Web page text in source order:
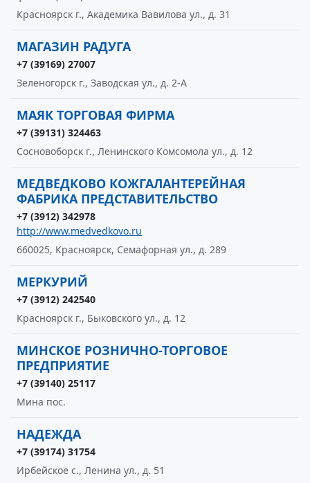
Красноярск г., Академика Вавилова ул., д. 31
МАГАЗИН РАДУГА
+7 (39169) 27007
Зеленогорск г., Заводская ул., д. 2-А
МАЯК ТОРГОВАЯ ФИРМА
+7 (39131) 324463
Сосновоборск г., Ленинского Комсомола ул., д. 12
МЕДВЕДКОВО КОЖГАЛАНТЕРЕЙНАЯ
ФАБРИКА ПРЕДСТАВИТЕЛЬСТВО
+7 (3912) 342978
http://www.medvedkovo.ru
660025, Красноярск, Семафорная ул., д. 289
МЕРКУРИЙ
+7 (3912) 242540
Красноярск г., Быковского ул., д. 12
МИНСКОЕ РОЗНИЧНО-ТОРГОВОЕ
ПРЕДПРИЯТИЕ
+7 (39140) 25117
Мина пос.
НАДЕЖДА
+7 (39174) 31754
Ирбейское с., Ленина ул., д. 51